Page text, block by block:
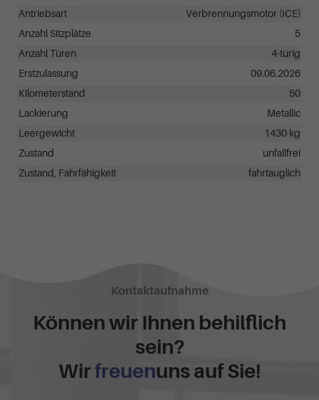
Antriebsart
Verbrennungsmotor (ICE)
Anzahl Sitzplätze
5
Anzahl Türen
4-türig
Erstzulassung
09.06.2026
Kilometerstand
50
Lackierung
Metallic
Leergewicht
1430 kg
Zustand
unfallfrei
Zustand, Fahrfähigkeit
fahrtauglich
Kontaktaufnahme
Können wir Ihnen behilflich
sein?
Wirfreuenuns auf Sie!